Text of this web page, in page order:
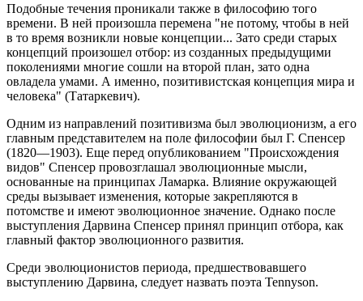
Подобные течения проникали также в философию того
времени. В ней произошла перемена "не потому, чтобы в ней
в то время возникли новые концепции... Зато среди старых
концепций произошел отбор: из созданных предыдущими
поколениями многие сошли на второй план, зато одна
овладела умами. А именно, позитивистская концепция мира и
человека" (Татаркевич).
Одним из направлений позитивизма был эволюционизм, а его
главным представителем на поле философии был Г. Спенсер
(1820—1903). Еще перед опубликованием "Происхождения
видов" Спенсер провозглашал эволюционные мысли,
основанные на принципах Ламарка. Влияние окружающей
среды вызывает изменения, которые закрепляются в
потомстве и имеют эволюционное значение. Однако после
выступления Дарвина Спенсер принял принцип отбора, как
главный фактор эволюционного развития.
Среди эволюционистов периода, предшествовавшего
выступлению Дарвина, следует назвать поэта Tennyson.